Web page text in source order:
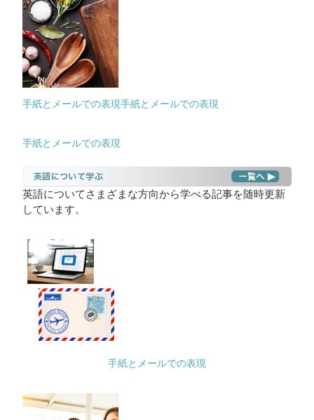
手紙とメールでの表現手紙とメールでの表現
手紙とメールでの表現
英語についてさまざまな方向から学べる記事を随時更新
しています。
手紙とメールでの表現